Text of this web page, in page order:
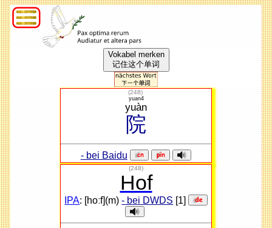
Vokabel merken
记住这个单词
(248)
院
yuàn
yuan4
- bei Baidu
(248)
Hof
IPA: [hoːf](m) - bei DWDS [1]